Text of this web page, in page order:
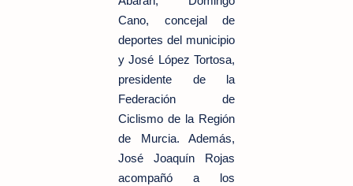
Cano, concejal de
deportes del municipio
y José López Tortosa,
presidente de la
Federación de
Ciclismo de la Región
de Murcia. Además,
José Joaquín Rojas
acompañó a los